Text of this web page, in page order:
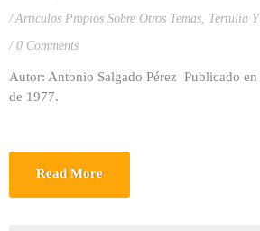
Artículos Propios Sobre Otros Temas, Tertulia
0 Comments
Autor: Antonio Salgado Pérez Publicado
de 1977.
Read More